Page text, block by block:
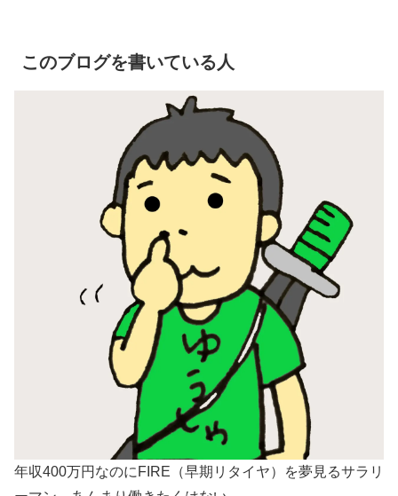
このブログを書いている人
年収400万円なのにFIRE（早期リタイヤ）を夢見るサラリ